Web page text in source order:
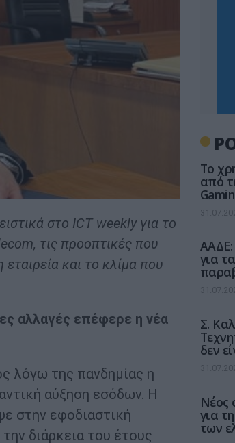
στο ICT weekly για το
, τις προοπτικές που
και το κλίμα που
αλλαγές επέφερε η νέα
λόγω της πανδημίας η
αύξηση εσόδων. Η
στην εφοδιαστική
διάρκεια του έτους
Το
από
των
ΑΑΔΕ:
για
Σ.
δεν
νέα
μια
Νέος
για
των